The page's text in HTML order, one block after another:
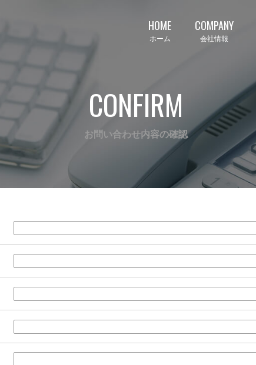
HOME
ホーム
COMPANY
会社情報
CONFIRM
お問い合わせ内容の確認